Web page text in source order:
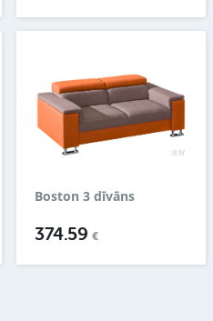
Boston 3 dīvāns
374.59€